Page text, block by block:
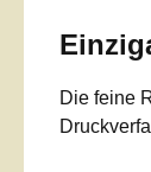
Die feine